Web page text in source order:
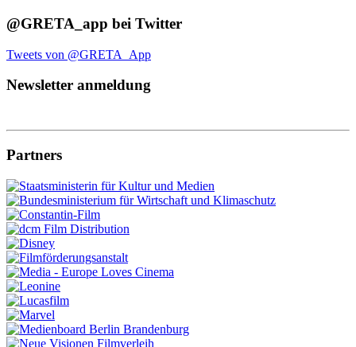
@GRETA_app bei Twitter
Tweets von @GRETA_App
Newsletter anmeldung
Partners